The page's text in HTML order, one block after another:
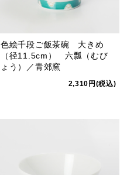
色絵千段ご飯茶碗 大きめ
（径11.5cm） 六瓢（むび
ょう）／青郊窯
2,310円(税込)